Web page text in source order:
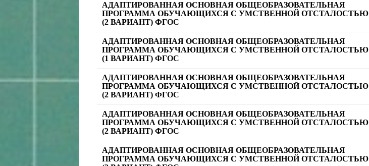
АДАПТИРОВАННАЯ ОСНОВНАЯ ОБЩЕОБРАЗОВАТЕЛЬНАЯ
ПРОГРАММА ОБУЧАЮЩИХСЯ С УМСТВЕННОЙ ОТСТАЛОСТЬЮ
(2 ВАРИАНТ) ФГОС
АДАПТИРОВАННАЯ ОСНОВНАЯ ОБЩЕОБРАЗОВАТЕЛЬНАЯ
ПРОГРАММА ОБУЧАЮЩИХСЯ С УМСТВЕННОЙ ОТСТАЛОСТЬЮ
(1 ВАРИАНТ) ФГОС
АДАПТИРОВАННАЯ ОСНОВНАЯ ОБЩЕОБРАЗОВАТЕЛЬНАЯ
ПРОГРАММА ОБУЧАЮЩИХСЯ С УМСТВЕННОЙ ОТСТАЛОСТЬЮ
(2 ВАРИАНТ) ФГОС
АДАПТИРОВАННАЯ ОСНОВНАЯ ОБЩЕОБРАЗОВАТЕЛЬНАЯ
ПРОГРАММА ОБУЧАЮЩИХСЯ С УМСТВЕННОЙ ОТСТАЛОСТЬЮ
(2 ВАРИАНТ) ФГОС
АДАПТИРОВАННАЯ ОСНОВНАЯ ОБЩЕОБРАЗОВАТЕЛЬНАЯ
ПРОГРАММА ОБУЧАЮЩИХСЯ С УМСТВЕННОЙ ОТСТАЛОСТЬЮ